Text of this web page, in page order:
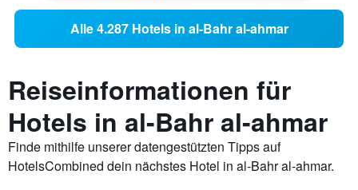
Alle 4.287 Hotels in al-Bahr al-ahmar
Reiseinformationen für
Hotels in al-Bahr al-ahmar
Finde mithilfe unserer datengestützten Tipps auf
HotelsCombined dein nächstes Hotel in al-Bahr al-ahmar.